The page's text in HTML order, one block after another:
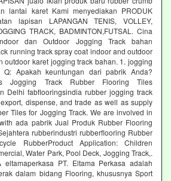
lantai karet Kami menyediakan PRODUK
lapisan LAPANGAN TENIS, VOLLEY,
TRACK, BADMINTON,FUTSAL. Cina
dan Outdoor Jogging Track bahan
running track spray coat indoor and outdoor
outdoor karet jogging track bahan. 1. jogging
Q: Apakah keuntungan dari pabrik Anda?
Jogging Track Rubber Flooring Tiles
Delhi fabflooringsindia rubber jogging track
dispense, and trade as well as supply
Tiles for Jogging Track. We are involved in
ada pabrik Jual Produk Rubber Flooring
rubberindustri rubberflooring Rubber
RubberProduct Application: Children
Water Park, Pool Deck, Jogging Track,.
eltamaperkasa PT. Eltama Perkasa adalah
dalam bidang Flooring, khususnya Sport